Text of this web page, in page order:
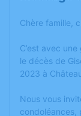
Chère famille,
C’est avec
le décès de
2023 à
Nous vous
condoléances,